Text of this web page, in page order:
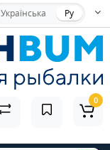
Українська Ру
0